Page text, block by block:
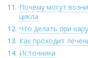
Почему могут
цикла
Что делать при
Как проходит
Источники